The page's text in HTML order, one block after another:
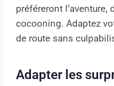
préféreront l’aventure,
cocooning. Adaptez
de route sans
Adapter les